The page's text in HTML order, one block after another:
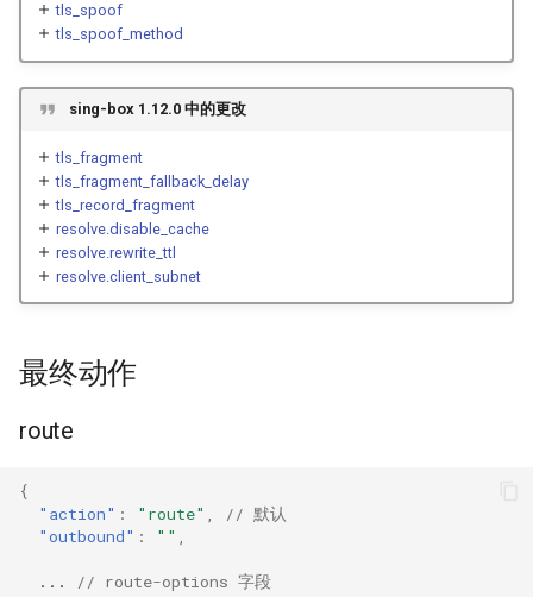
route-options 字段
reject
method
no_drop
hijack-dns
route-options
override_port
证书提供者
DNS01 验证字段
Pre-match
多路复用
V2Ray 传输层
UDP NAT 字段
Wi-Fi 状态
Trojan
Naive
Hysteria
ShadowTLS
VLESS
Hysteria2
Snell
VMess
Trojan
Naive
WireGuard
Hysteria
VLESS
Hysteria2
Hysteria Realm
USB/IP Server
USB/IP Client
tls_spoof
tls_spoof_method
sing-box 1.12.0 中的更改
tls_fragment
tls_fragment_fallback_delay
tls_record_fragment
resolve.disable_cache
resolve.rewrite_ttl
resolve.client_subnet
最终动作
route
{
"action" : "route" ,
// 默认
"outbound" : "" ,
...
// route-options 字段